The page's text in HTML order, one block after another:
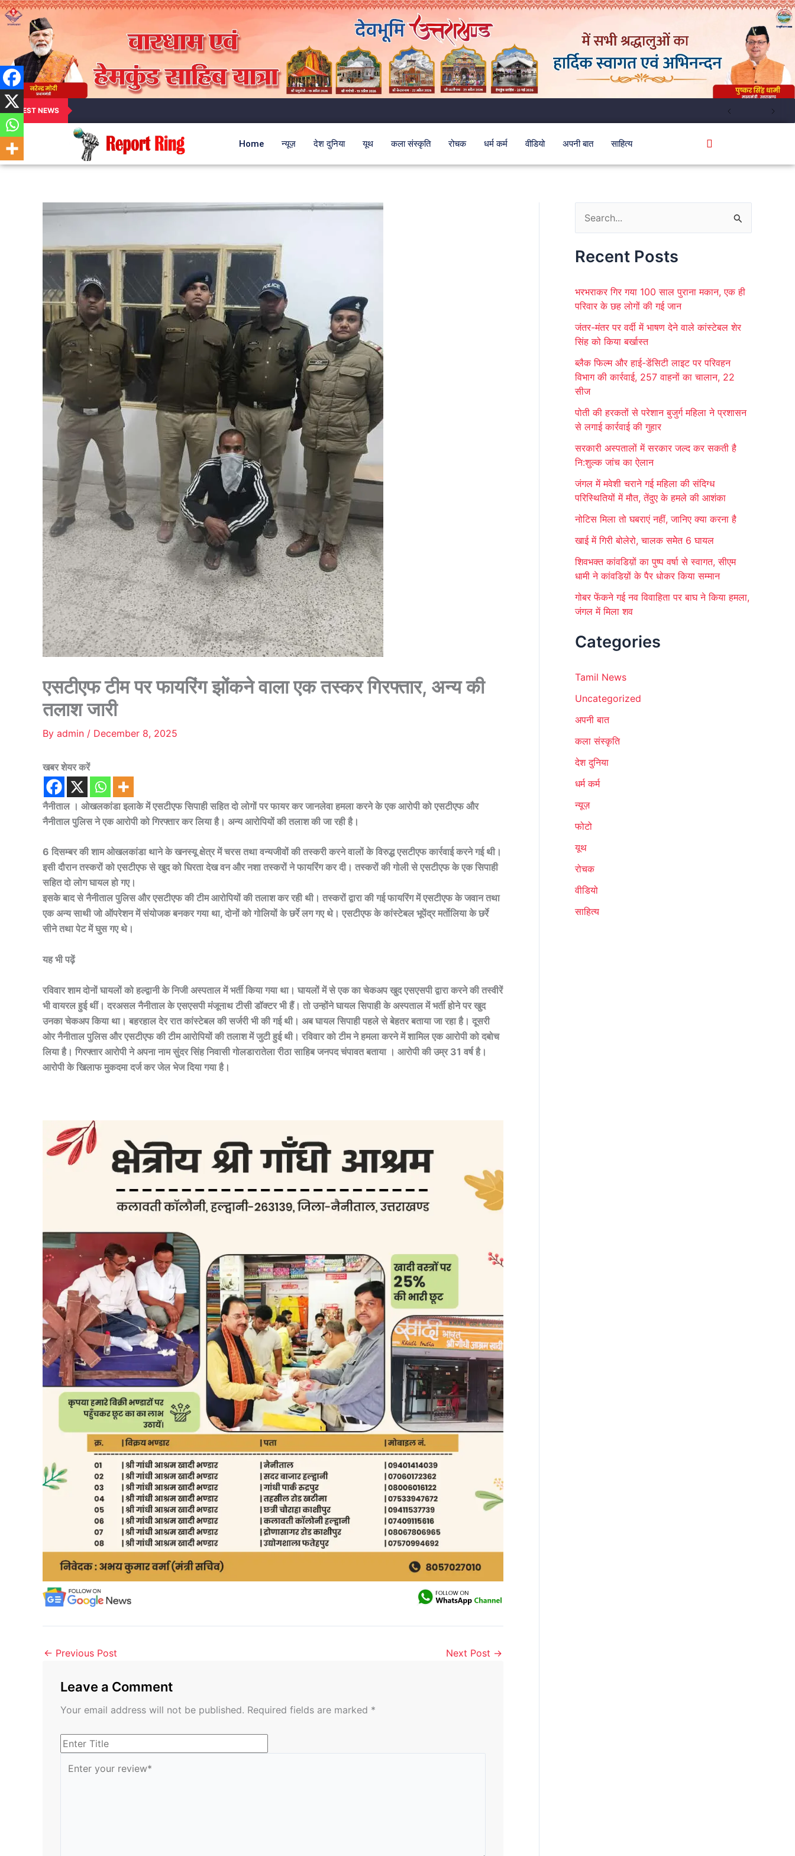
LATEST NEWS
Home न्यूज़ देश दुनिया यूथ कला संस्कृति रोचक धर्म कर्म वीडियो अपनी बात साहित्य
एसटीएफ टीम पर फायरिंग झोंकने वाला एक तस्कर गिरफ्तार, अन्य की
तलाश जारी
By admin / December 8, 2025
खबर शेयर करें
नैनीताल । ओखलकांडा इलाके में एसटीएफ सिपाही सहित दो लोगों पर फायर कर जानलेवा हमला करने के एक आरोपी को एसटीएफ और
नैनीताल पुलिस ने एक आरोपी को गिरफ्तार कर लिया है। अन्य आरोपियों की तलाश की जा रही है।
6 दिसम्बर की शाम ओखलकांडा थाने के खनस्यू क्षेत्र में चरस तथा वन्यजीवों की तस्करी करने वालों के विरुद्ध एसटीएफ कार्रवाई करने गई थी।
इसी दौरान तस्करों को एसटीएफ से खुद को घिरता देख वन और नशा तस्करों ने फायरिंग कर दी। तस्करों की गोली से एसटीएफ के एक सिपाही
सहित दो लोग घायल हो गए।
इसके बाद से नैनीताल पुलिस और एसटीएफ की टीम आरोपियों की तलाश कर रही थी। तस्करों द्वारा की गई फायरिंग में एसटीएफ के जवान तथा
एक अन्य साथी जो ऑपरेशन में संयोजक बनकर गया था, दोनों को गोलियों के छर्रे लग गए थे। एसटीएफ के कांस्टेबल भूपेंद्र मर्तोलिया के छर्रे
सीने तथा पेट में घुस गए थे।
यह भी पढ़ें
रविवार शाम दोनों घायलों को हल्द्वानी के निजी अस्पताल में भर्ती किया गया था। घायलों में से एक का चेकअप खुद एसएसपी द्वारा करने की तस्वीरें
भी वायरल हुई थीं। दरअसल नैनीताल के एसएसपी मंजूनाथ टीसी डॉक्टर भी हैं। तो उन्होंने घायल सिपाही के अस्पताल में भर्ती होने पर खुद
उनका चेकअप किया था। बहरहाल देर रात कांस्टेबल की सर्जरी भी की गई थी। अब घायल सिपाही पहले से बेहतर बताया जा रहा है। दूसरी
ओर नैनीताल पुलिस और एसटीएफ की टीम आरोपियों की तलाश में जुटी हुई थी। रविवार को टीम ने हमला करने में शामिल एक आरोपी को दबोच
लिया है। गिरफ्तार आरोपी ने अपना नाम सुंदर सिंह निवासी गोलडारातेला रीठा साहिब जनपद चंपावत बताया । आरोपी की उम्र 31 वर्ष है।
आरोपी के खिलाफ मुकदमा दर्ज कर जेल भेज दिया गया है।
← Previous Post Next Post →
Leave a Comment
Your email address will not be published. Required fields are marked *
a
c
f
r
:
Recent Posts
भरभराकर गिर गया 100 साल पुराना मकान, एक ही
परिवार के छह लोगों की गई जान
जंतर-मंतर पर वर्दी में भाषण देने वाले कांस्टेबल शेर
सिंह को किया बर्खास्त
ब्लैक फिल्म और हाई-डेंसिटी लाइट पर परिवहन
विभाग की कार्रवाई, 257 वाहनों का चालान, 22
सीज
पोती की हरकतों से परेशान बुजुर्ग महिला ने प्रशासन
से लगाई कार्रवाई की गुहार
सरकारी अस्पतालों में सरकार जल्द कर सकती है
नि:शुल्क जांच का ऐलान
जंगल में मवेशी चराने गई महिला की संदिग्ध
परिस्थितियों में मौत, तेंदुए के हमले की आशंका
नोटिस मिला तो घबराएं नहीं, जानिए क्या करना है
खाई में गिरी बोलेरो, चालक समेेत 6 घायल
शिवभक्त कांवडिय़ों का पुष्प वर्षा से स्वागत, सीएम
धामी ने कांवडिय़ों के पैर धोकर किया सम्मान
गोबर फेंकने गई नव विवाहिता पर बाघ ने किया हमला,
जंगल में मिला शव
Categories
Tamil News
Uncategorized
अपनी बात
कला संस्कृति
देश दुनिया
धर्म कर्म
न्यूज़
फोटो
यूथ
रोचक
वीडियो
साहित्य